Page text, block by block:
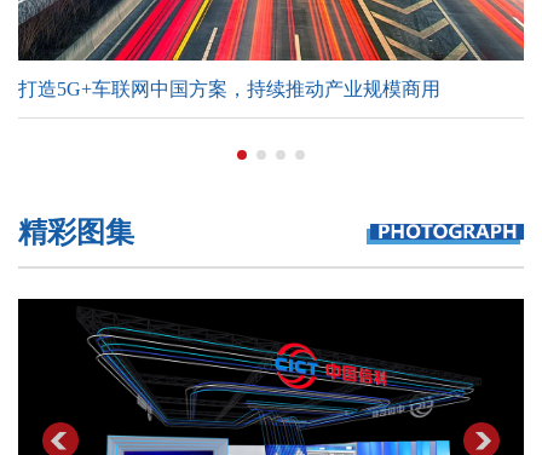
打造5G+车联网中国方案，持续推动产业规模商用
精彩图集